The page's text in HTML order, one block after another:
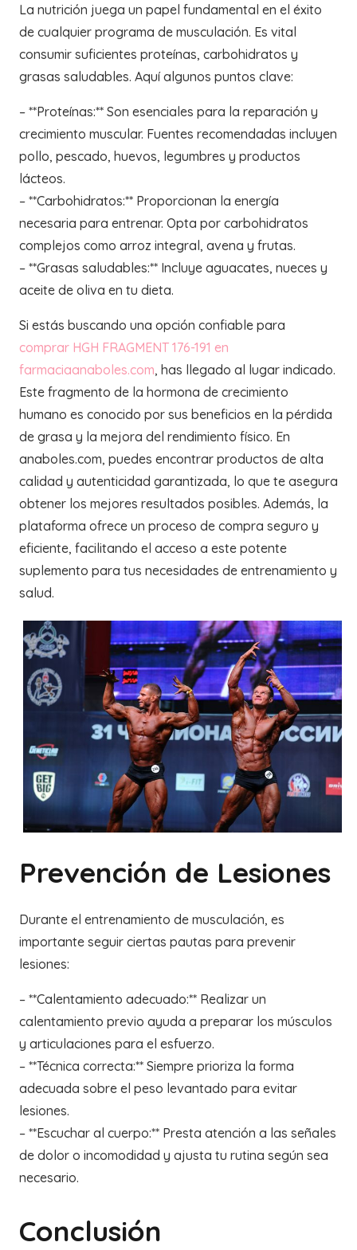
La nutrición juega un papel fundamental en el éxito
de cualquier programa de musculación. Es vital
consumir suficientes proteínas, carbohidratos y
grasas saludables. Aquí algunos puntos clave:
– **Proteínas:** Son esenciales para la reparación y
crecimiento muscular. Fuentes recomendadas incluyen
pollo, pescado, huevos, legumbres y productos
lácteos.
– **Carbohidratos:** Proporcionan la energía
necesaria para entrenar. Opta por carbohidratos
complejos como arroz integral, avena y frutas.
– **Grasas saludables:** Incluye aguacates, nueces y
aceite de oliva en tu dieta.
Si estás buscando una opción confiable para
comprar HGH FRAGMENT 176-191 en
farmaciaanaboles.com, has llegado al lugar indicado.
Este fragmento de la hormona de crecimiento
humano es conocido por sus beneficios en la pérdida
de grasa y la mejora del rendimiento físico. En
anaboles.com, puedes encontrar productos de alta
calidad y autenticidad garantizada, lo que te asegura
obtener los mejores resultados posibles. Además, la
plataforma ofrece un proceso de compra seguro y
eficiente, facilitando el acceso a este potente
suplemento para tus necesidades de entrenamiento y
salud.
Prevención de Lesiones
Durante el entrenamiento de musculación, es
importante seguir ciertas pautas para prevenir
lesiones:
– **Calentamiento adecuado:** Realizar un
calentamiento previo ayuda a preparar los músculos
y articulaciones para el esfuerzo.
– **Técnica correcta:** Siempre prioriza la forma
adecuada sobre el peso levantado para evitar
lesiones.
– **Escuchar al cuerpo:** Presta atención a las señales
de dolor o incomodidad y ajusta tu rutina según sea
necesario.
Conclusión